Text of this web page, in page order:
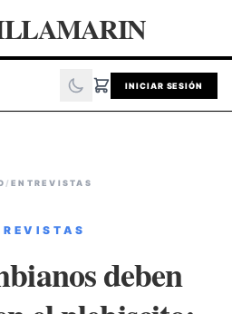
INICIAR SESIÓN
/ ENTREVISTAS
deben